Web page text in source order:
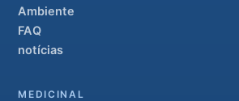
Ambiente
FAQ
notícias
MEDICINAL